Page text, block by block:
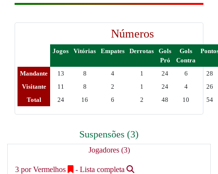
Números
Jogos Vitórias Empates Derrotas
Gols
Pró
Gols
Contra
Mandante 13 8 4 1 24 6
28
Visitante
11 8 2 1 24 4
26
Total
24 16 6 2 48 10 54
Suspensões (3)
Jogadores (3)
3 por Vermelhos - Lista completa